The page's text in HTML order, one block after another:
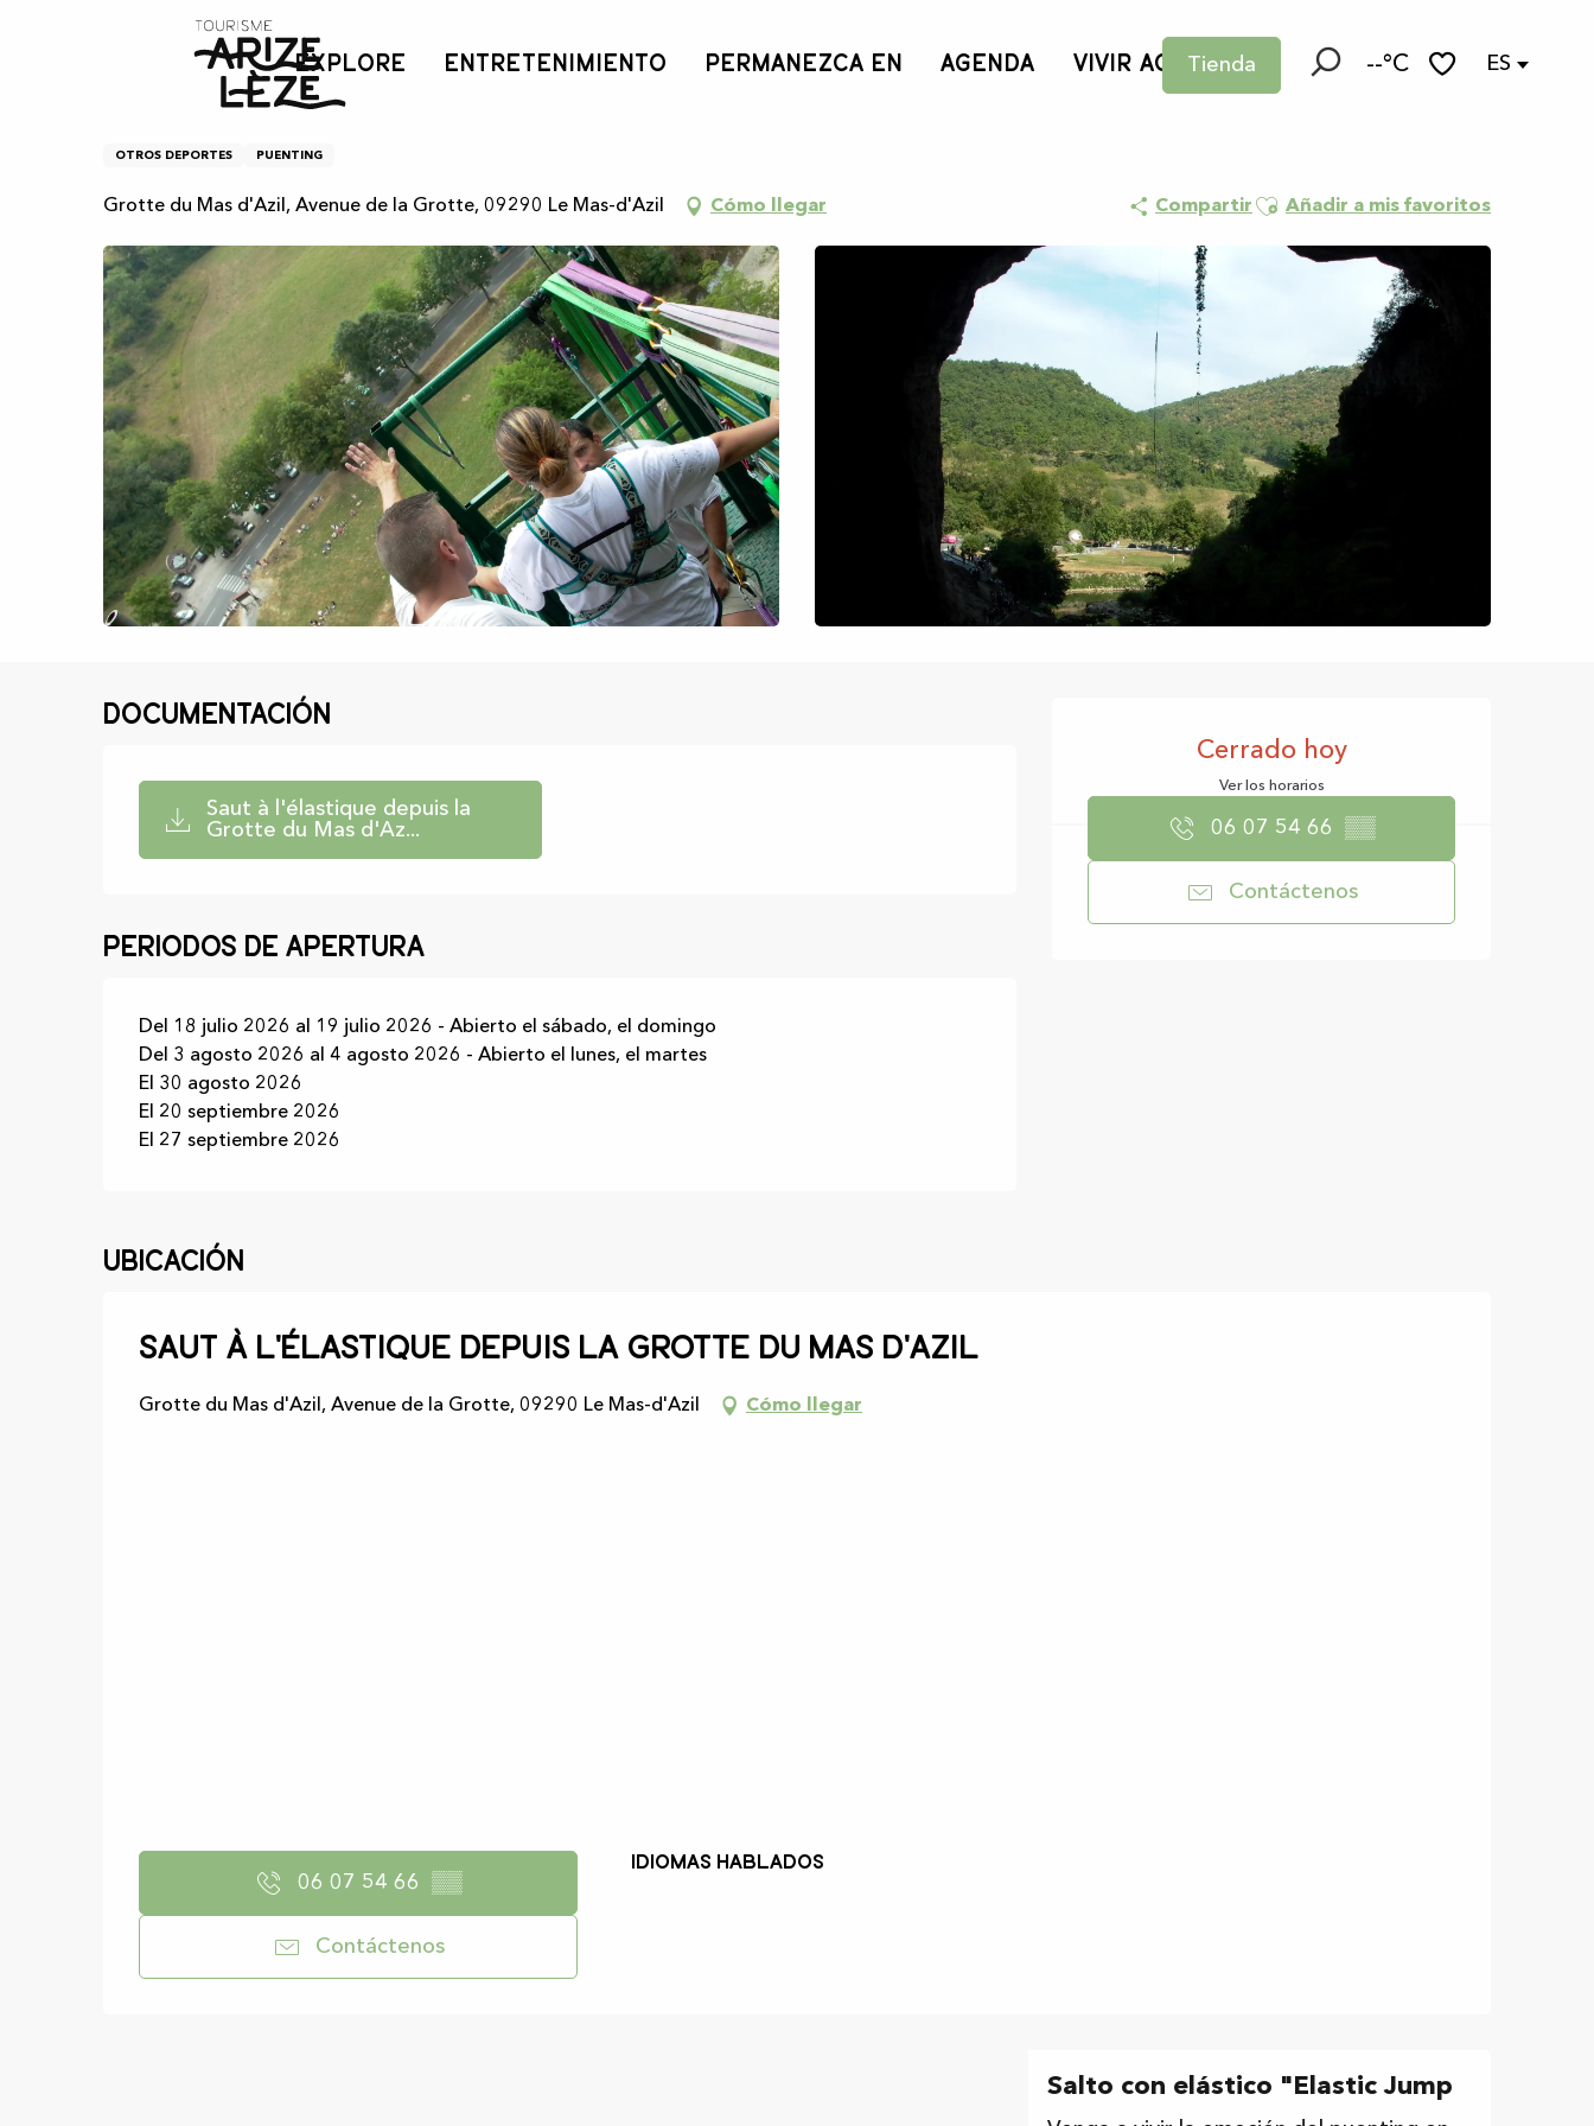
Tienda --°C ES
EXPLORE ENTRETENIMIENTO PERMANEZCA EN AGENDA VIVIR AQUÍ
Saut à l'élastique depuis la Grotte du Mas d'Azil
Saut à l'élastique depuis la Grotte du Mas d'Azil
OTROS DEPORTES PUENTING
Grotte du Mas d'Azil, Avenue de la Grotte, 09290 Le Mas-d'Azil Cómo llegar Compartir Ajouter aux favoris
Añadir a mis favoritos
Horarios y datos
Cerrado hoy
Ver los horarios
06 07 54 66 ▒▒
Contáctenos
Documentación
Saut à l'élastique depuis la
Grotte du Mas d'Az...
Periodos de apertura
Del 18 julio 2026 al 19 julio 2026 - Abierto el sábado, el domingo
Del 3 agosto 2026 al 4 agosto 2026 - Abierto el lunes, el martes
El 30 agosto 2026
El 20 septiembre 2026
El 27 septiembre 2026
Ubicación
Saut à l'élastique depuis la Grotte du Mas d'Azil
Grotte du Mas d'Azil, Avenue de la Grotte, 09290 Le Mas-d'Azil Cómo llegar
06 07 54 66 ▒▒
Contáctenos
Idiomas hablados
Idiomas hablados
Salto con elástico "Elastic Jump